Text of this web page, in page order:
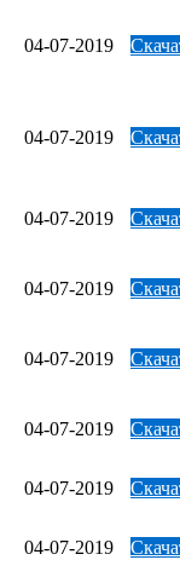
04-07-2019
04-07-2019
04-07-2019
04-07-2019
04-07-2019
04-07-2019
04-07-2019
04-07-2019